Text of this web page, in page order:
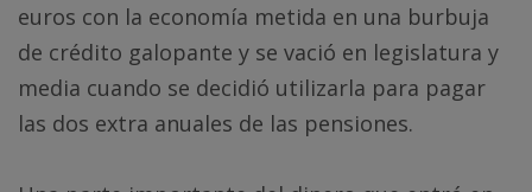
euros con la economía metida en una burbuja
de crédito galopante y se vació en legislatura y
media cuando se decidió utilizarla para pagar
las dos extra anuales de las pensiones.